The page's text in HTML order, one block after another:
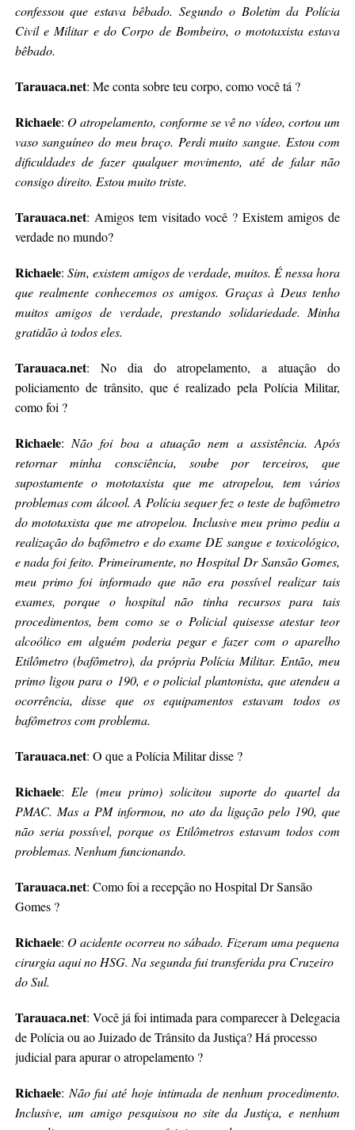
confessou que estava bêbado. Segundo o Boletim da Polícia
Civil e Militar e do Corpo de Bombeiro, o mototaxista estava
bêbado.
Tarauaca.net: Me conta sobre teu corpo, como você tá ?
Richaele: O atropelamento, conforme se vê no vídeo, cortou um
vaso sanguíneo do meu braço. Perdi muito sangue. Estou com
dificuldades de fazer qualquer movimento, até de falar não
consigo direito. Estou muito triste.
Tarauaca.net: Amigos tem visitado você ? Existem amigos de
verdade no mundo?
Richaele: Sim, existem amigos de verdade, muitos. É nessa hora
que realmente conhecemos os amigos. Graças à Deus tenho
muitos amigos de verdade, prestando solidariedade. Minha
gratidão à todos eles.
Tarauaca.net: No dia do atropelamento, a atuação do
policiamento de trânsito, que é realizado pela Polícia Militar,
como foi ?
Richaele: Não foi boa a atuação nem a assistência. Após
retornar minha consciência, soube por terceiros, que
supostamente o mototaxista que me atropelou, tem vários
problemas com álcool. A Polícia sequer fez o teste de bafômetro
do mototaxista que me atropelou. Inclusive meu primo pediu a
realização do bafômetro e do exame DE sangue e toxicológico,
e nada foi feito. Primeiramente, no Hospital Dr Sansão Gomes,
meu primo foi informado que não era possível realizar tais
exames, porque o hospital não tinha recursos para tais
procedimentos, bem como se o Policial quisesse atestar teor
alcoólico em alguém poderia pegar e fazer com o aparelho
Etilômetro (bafômetro), da própria Polícia Militar. Então, meu
primo ligou para o 190, e o policial plantonista, que atendeu a
ocorrência, disse que os equipamentos estavam todos os
bafômetros com problema.
Tarauaca.net: O que a Polícia Militar disse ?
Richaele: Ele (meu primo) solicitou suporte do quartel da
PMAC. Mas a PM informou, no ato da ligação pelo 190, que
não seria possível, porque os Etilômetros estavam todos com
problemas. Nenhum funcionando.
Tarauaca.net: Como foi a recepção no Hospital Dr Sansão
Gomes ?
Richaele: O acidente ocorreu no sábado. Fizeram uma pequena
cirurgia aqui no HSG. Na segunda fui transferida pra Cruzeiro
do Sul.
Tarauaca.net: Você já foi intimada para comparecer à Delegacia
de Polícia ou ao Juizado de Trânsito da Justiça? Há processo
judicial para apurar o atropelamento ?
Richaele: Não fui até hoje intimada de nenhum procedimento.
Inclusive, um amigo pesquisou no site da Justiça, e nenhum